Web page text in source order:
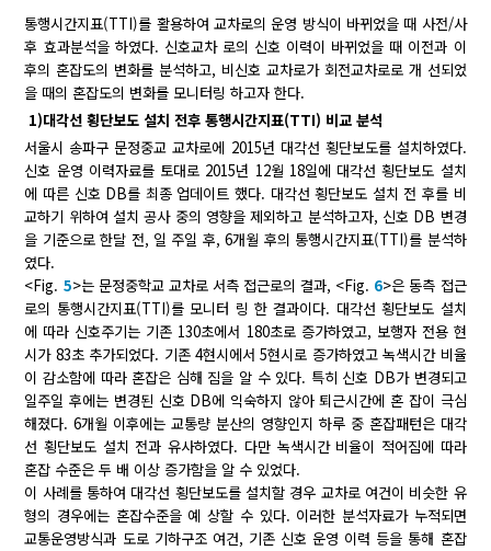
통행시간지표(TTI)를 활용하여 교차로의 운영 방식이 바뀌었을 때 사전/사
후 효과분석을 하였다. 신호교차 로의 신호 이력이 바뀌었을 때 이전과 이
후의 혼잡도의 변화를 분석하고, 비신호 교차로가 회전교차로로 개 선되었
을 때의 혼잡도의 변화를 모니터링 하고자 한다.
1)대각선 횡단보도 설치 전후 통행시간지표(TTI) 비교 분석
서울시 송파구 문정중교 교차로에 2015년 대각선 횡단보도를 설치하였다.
신호 운영 이력자료를 토대로 2015년 12월 18일에 대각선 횡단보도 설치
에 따른 신호 DB를 최종 업데이트 했다. 대각선 횡단보도 설치 전 후를 비
교하기 위하여 설치 공사 중의 영향을 제외하고 분석하고자, 신호 DB 변경
을 기준으로 한달 전, 일 주일 후, 6개월 후의 통행시간지표(TTI)를 분석하
였다.
<Fig. 5>는 문정중학교 교차로 서측 접근로의 결과, <Fig. 6>은 동측 접근
로의 통행시간지표(TTI)를 모니터 링 한 결과이다. 대각선 횡단보도 설치
에 따라 신호주기는 기존 130초에서 180초로 증가하였고, 보행자 전용 현
시가 83초 추가되었다. 기존 4현시에서 5현시로 증가하였고 녹색시간 비율
이 감소함에 따라 혼잡은 심해 짐을 알 수 있다. 특히 신호 DB가 변경되고
일주일 후에는 변경된 신호 DB에 익숙하지 않아 퇴근시간에 혼 잡이 극심
해졌다. 6개월 이후에는 교통량 분산의 영향인지 하루 중 혼잡패턴은 대각
선 횡단보도 설치 전과 유사하였다. 다만 녹색시간 비율이 적어짐에 따라
혼잡 수준은 두 배 이상 증가함을 알 수 있었다.
이 사례를 통하여 대각선 횡단보도를 설치할 경우 교차로 여건이 비슷한 유
형의 경우에는 혼잡수준을 예 상할 수 있다. 이러한 분석자료가 누적되면
교통운영방식과 도로 기하구조 여건, 기존 신호 운영 이력 등을 통해 혼잡